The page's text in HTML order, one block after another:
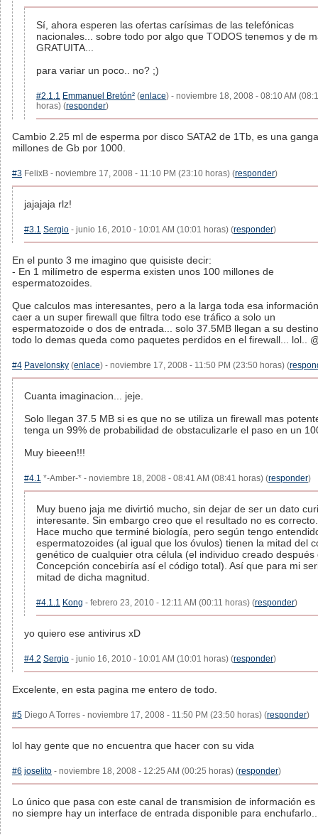
Sí, ahora esperen las ofertas carísimas de las telefónicas
nacionales... sobre todo por algo que TODOS tenemos y de
GRATUITA...
para variar un poco.. no? ;)
#2.1.1 Emmanuel Bretón² (enlace) - noviembre 18, 2008 - 08:10 AM
horas) (responder)
Cambio 2.25 ml de esperma por disco SATA2 de 1Tb, es una
millones de Gb por 1000.
#3 FelixB - noviembre 17, 2008 - 11:10 PM (23:10 horas) (responder)
jajajaja rlz!
#3.1 Sergio - junio 16, 2010 - 10:01 AM (10:01 horas) (responder)
En el punto 3 me imagino que quisiste decir:
- En 1 milímetro de esperma existen unos 100 millones de
espermatozoides.
Que calculos mas interesantes, pero a la larga toda esa
caer a un super firewall que filtra todo ese tráfico a solo un
espermatozoide o dos de entrada... solo 37.5MB llegan a su
todo lo demas queda como paquetes perdidos en el firewall... lol..
#4 Pavelonsky (enlace) - noviembre 17, 2008 - 11:50 PM (23:50 horas) (
Cuanta imaginacion... jeje.
Solo llegan 37.5 MB si es que no se utiliza un firewall mas
tenga un 99% de probabilidad de obstaculizarle el paso en un
Muy bieeen!!!
#4.1 *-Amber-* - noviembre 18, 2008 - 08:41 AM (08:41 horas) (responder)
Muy bueno jaja me divirtió mucho, sin dejar de ser un dato
interesante. Sin embargo creo que el resultado no es correcto.
Hace mucho que terminé biología, pero según tengo
espermatozoides (al igual que los óvulos) tienen la mitad del
genético de cualquier otra célula (el individuo creado después
Concepción concebiría así el código total). Así que para mi
mitad de dicha magnitud.
#4.1.1 Kong - febrero 23, 2010 - 12:11 AM (00:11 horas) (responder)
yo quiero ese antivirus xD
#4.2 Sergio - junio 16, 2010 - 10:01 AM (10:01 horas) (responder)
Excelente, en esta pagina me entero de todo.
#5 Diego A Torres - noviembre 17, 2008 - 11:50 PM (23:50 horas) (responder)
lol hay gente que no encuentra que hacer con su vida
#6 joselito - noviembre 18, 2008 - 12:25 AM (00:25 horas) (responder)
Lo único que pasa con este canal de transmision de información es
no siempre hay un interface de entrada disponible para